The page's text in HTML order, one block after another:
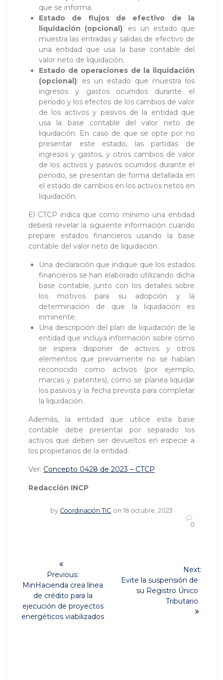
que se informa.
Estado de flujos de efectivo de la
liquidación (opcional): es un estado que
muestra las entradas y salidas de efectivo de
una entidad que usa la base contable del
valor neto de liquidación.
Estado de operaciones de la liquidación
(opcional): es un estado que muestra los
ingresos y gastos ocurridos durante el
período y los efectos de los cambios de valor
de los activos y pasivos de la entidad que
usa la base contable del valor neto de
liquidación. En caso de que se opte por no
presentar este estado, las partidas de
ingresos y gastos, y otros cambios de valor
de los activos y pasivos ocurridos durante el
período, se presentan de forma detallada en
el estado de cambios en los activos netos en
liquidación.
El CTCP indica que como mínimo una entidad
deberá revelar la siguiente información cuando
prepare estados financieros usando la base
contable del valor neto de liquidación:
Una declaración que indique que los estados
financieros se han elaborado utilizando dicha
base contable, junto con los detalles sobre
los motivos para su adopción y la
determinación de que la liquidación es
inminente.
Una descripción del plan de liquidación de la
entidad que incluya información sobre cómo
se espera disponer de activos y otros
elementos que previamente no se habían
reconocido como activos (por ejemplo,
marcas y patentes), cómo se planea liquidar
los pasivos y la fecha prevista para completar
la liquidación.
Además, la entidad que utilice esta base
contable debe presentar por separado los
activos que deben ser devueltos en especie a
los propietarios de la entidad.
Ver: Concepto 0428 de 2023 – CTCP
Redacción INCP
by Coordinación TIC on 18 octubre, 2023
0
Navegación
de
entradas
Previous:
Previous
post:
MinHacienda crea línea
de crédito para la
ejecución de proyectos
energéticos viabilizados
Next:
Next
Evite la suspensión de
su Registro Único
Tributario